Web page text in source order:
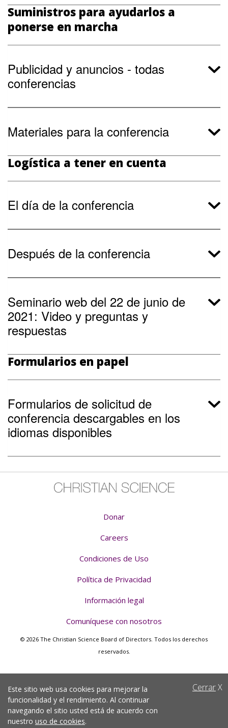
Suministros para ayudarlos a
ponerse en marcha
Publicidad y anuncios - todas
conferencias
Materiales para la conferencia
Logística a tener en cuenta
El día de la conferencia
Después de la conferencia
Seminario web del 22 de junio de
2021: Video y preguntas y
respuestas
Formularios en papel
Formularios de solicitud de
conferencia descargables en los
idiomas disponibles
Donar
Careers
Condiciones de Uso
Política de Privacidad
Información legal
Comuníquese con nosotros
© 2026 The Christian Science Board of Directors. Todos los derechos
reservados.
CerrarX
Este sitio web usa cookies para mejorar la
funcionalidad y el rendimiento. Al continuar
navegando el sitio usted está de acuerdo con
nuestro uso de cookies.